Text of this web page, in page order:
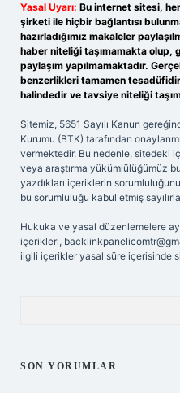
Yasal Uyarı: Bu internet sitesi,
şirketi ile hiçbir bağlantısı
hazırladığımız makaleler
haber niteliği taşımamakta olup,
paylaşım yapılmamaktadır.
benzerlikleri tamamen
halindedir ve tavsiye niteliği
Sitemiz, 5651 Sayılı Kanun
Kurumu (BTK) tarafından
vermektedir. Bu nedenle, sitedeki
veya araştırma yükümlülüğümüz
yazdıkları içeriklerin
bu sorumluluğu kabul etmiş
Hukuka ve yasal düzenlemelere
içerikleri,
ilgili içerikler yasal süre içerisinde
SON YORUMLAR